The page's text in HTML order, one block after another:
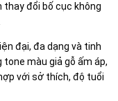
đổi bố cục không
đại, đa dạng và tinh
màu giả gỗ ấm áp,
với sở thích, độ tuổi